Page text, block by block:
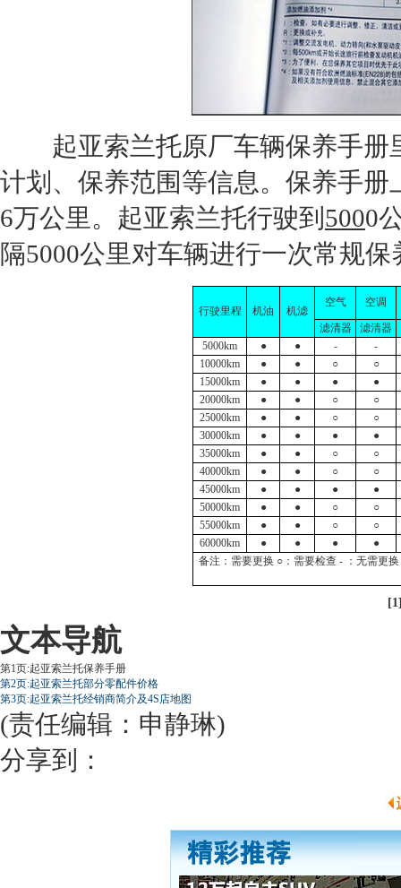
起亚索兰托原厂车辆保养手册
计划、保养范围等信息。保养手册
6万公里。 起亚索兰托行驶到 5000
隔5000公里对车辆进行一次常规保
行驶里程 机油 机滤
空气 空调
滤清器
滤清器
5000km
● ● -
-
10000km
● ● ○
○
15000km
● ● ●
●
20000km
● ● ○
○
25000km
● ● ○
○
30000km
● ● ●
●
35000km
● ● ○
○
40000km
● ● ○
○
45000km
● ● ●
●
50000km
● ● ○
○
55000km
● ● ○
○
60000km
● ● ●
●
备注：需要更换 ○：需要检查 - ：无需更
文本导航
第1页:起亚索兰托保养手册
第2页:起亚索兰托部分零配件价格
第3页:起亚索兰托经销商简介及4S店地图
(责任编辑：申静琳)
分享到：